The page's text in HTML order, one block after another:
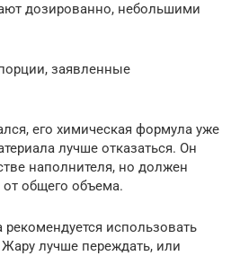
дозированно, небольшими
заявленные
его химическая формула уже
лучше отказаться. Он
наполнителя, но должен
общего объема.
рекомендуется использовать
лучше переждать, или